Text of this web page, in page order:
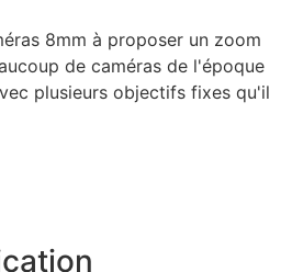
8mm à proposer un zoom
de caméras de l'époque
plusieurs objectifs fixes qu'il